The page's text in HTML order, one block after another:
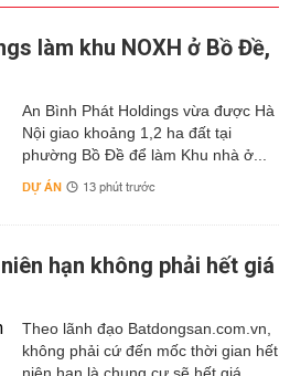
làm khu NOXH ở Bồ Đề,
An Bình Phát Holdings vừa được Hà
Nội giao khoảng 1,2 ha đất tại
phường Bồ Đề để làm Khu nhà ở...
DỰ ÁN 13 phút trước
hạn không phải hết giá
Theo lãnh đạo Batdongsan.com.vn,
không phải cứ đến mốc thời gian hết